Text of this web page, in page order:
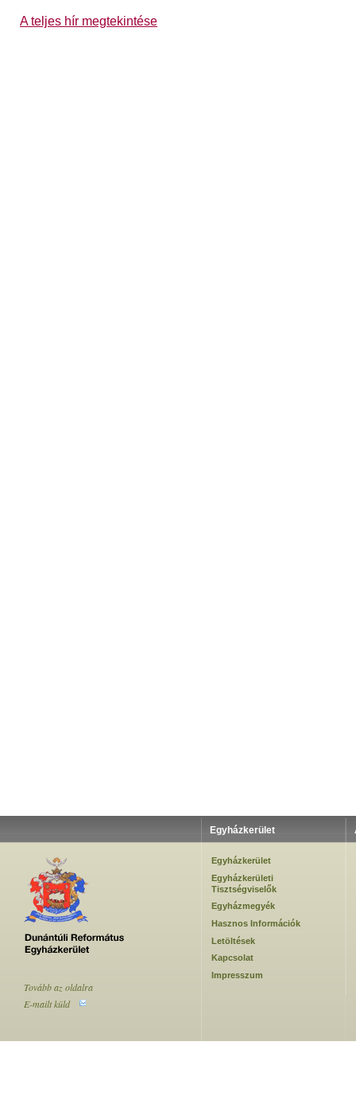
A teljes hír megtekintése
Egyházkerület
Egyházkerület
Egyházkerületi
Tisztségviselők
Egyházmegyék
Hasznos Információk
Letöltések
Kapcsolat
Impresszum
Tovább az oldalra
E-mailt küld